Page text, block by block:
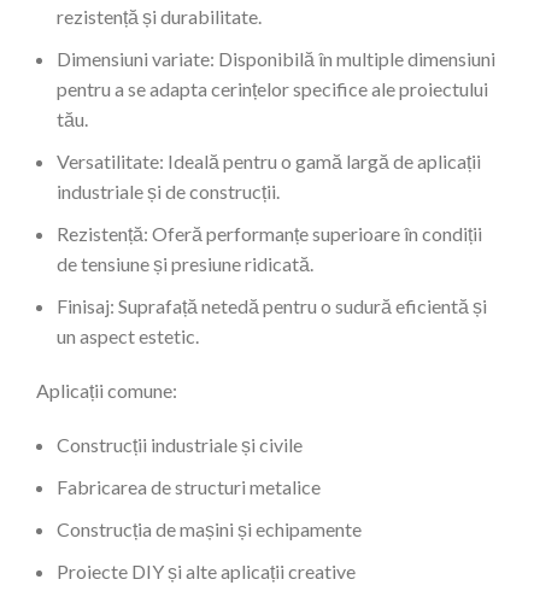
rezistență și durabilitate.
Dimensiuni variate: Disponibilă în multiple dimensiuni
pentru a se adapta cerințelor specifice ale proiectului
tău.
Versatilitate: Ideală pentru o gamă largă de aplicații
industriale și de construcții.
Rezistență: Oferă performanțe superioare în condiții
de tensiune și presiune ridicată.
Finisaj: Suprafață netedă pentru o sudură eficientă și
un aspect estetic.
Aplicații comune:
Construcții industriale și civile
Fabricarea de structuri metalice
Construcția de mașini și echipamente
Proiecte DIY și alte aplicații creative